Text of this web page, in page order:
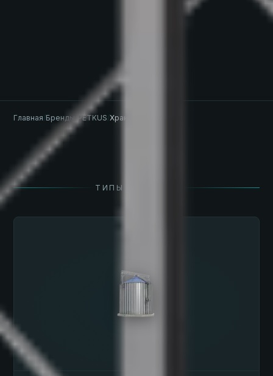
Главная/Бренды/PETKUS/Хранение
ТИПЫ СИЛОСОВ